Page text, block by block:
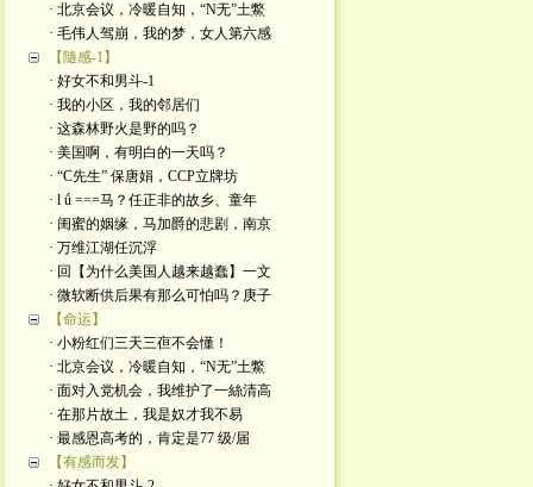
· 北京会议，冷暖自知，“N无”土鱉
· 毛伟人驾崩，我的梦，女人第六感
【隨感-1】
· 好女不和男斗-1
· 我的小区，我的邻居们
· 这森林野火是​野的吗？
· 美国啊，有明白的一天吗？
· “C先生” 保唐娟，CCP立牌坊
· l ǘ ===马？任正非的故乡、童年
· 闺蜜的姻缘，马加爵的悲剧，南京
· 万维江湖任沉浮
· 回【为什么美国人越来越蠢】一文
· 微软断供后果有那么可怕吗？庚子
【命运】
· 小粉红们三天三亱不会懂！
· 北京会议，冷暖自知，“N无”土鱉
· 面对入党机会，我维护了一絲清高
· 在那片故土，我是奴才我不易
· 最感恩高考的，肯定是77 级/届
【有感而发】